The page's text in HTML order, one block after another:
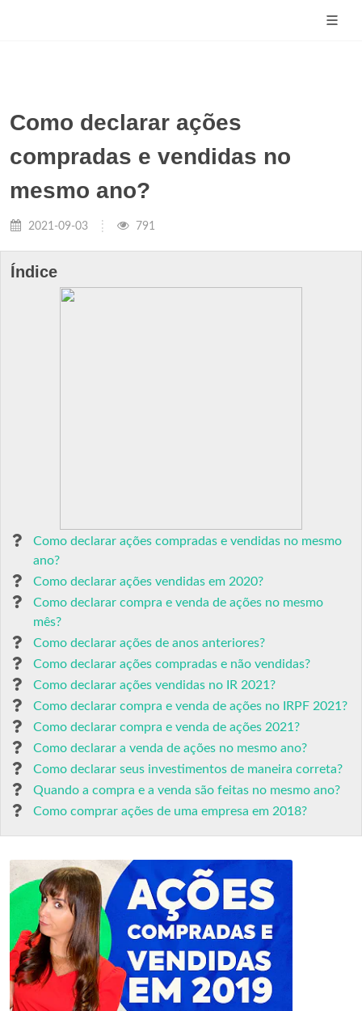
Como declarar ações
compradas e vendidas no
mesmo ano?
2021-09-03 791
Índice
Como declarar ações compradas e vendidas no mesmo
ano?
Como declarar ações vendidas em 2020?
Como declarar compra e venda de ações no mesmo
mês?
Como declarar ações de anos anteriores?
Como declarar ações compradas e não vendidas?
Como declarar ações vendidas no IR 2021?
Como declarar compra e venda de ações no IRPF 2021?
Como declarar compra e venda de ações 2021?
Como declarar a venda de ações no mesmo ano?
Como declarar seus investimentos de maneira correta?
Quando a compra e a venda são feitas no mesmo ano?
Como comprar ações de uma empresa em 2018?